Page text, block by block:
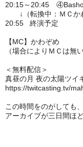
20:15～20:45
↓（転換中：ＭＣか
20:55 終演予定
【MC】かわぞめ
（場合によりＭＣは無
＜無料配信＞
真昼の月 夜の太陽ツイ
https://twitcasting.tv/
この時間をのがしても、
アーカイブが三日間ほ